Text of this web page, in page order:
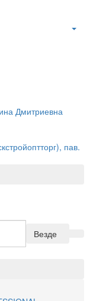
пав.
Везде